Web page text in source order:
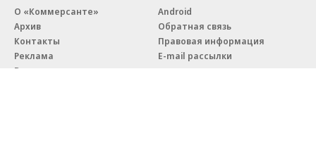
О «Коммерсанте»
Архив
Контакты
Реклама
Вакансии
Android
Обратная связь
Правовая информация
E-mail рассылки